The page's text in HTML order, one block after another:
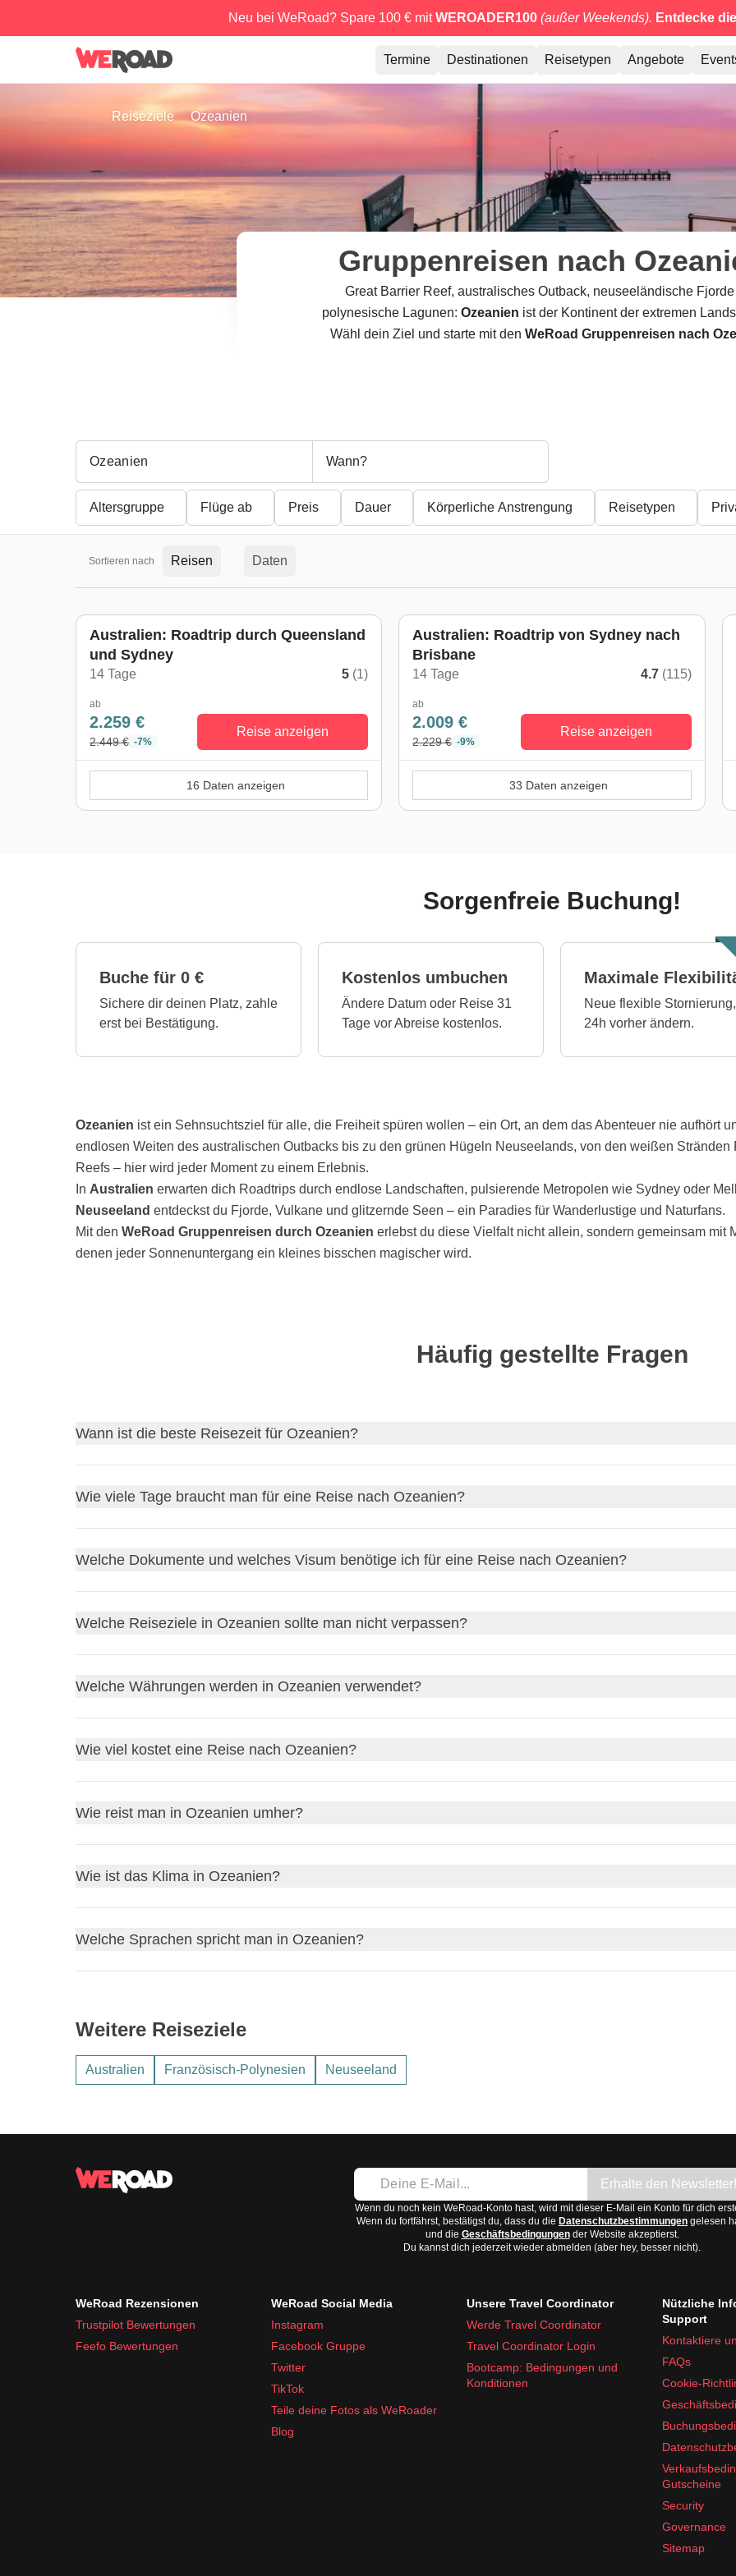
Neu bei WeRoad? Spare 100 € mitWEROADER100 (außer Weekends). Entdecke die
Termine Destinationen Reisetypen Angebote
Reiseziele Ozeanien
Gruppenreisen nach
Great Barrier Reef, australisches Outback, neuseeländische Fjorde
polynesische Lagunen: Ozeanien ist der Kontinent der extremen
Wähl dein Ziel und starte mit den WeRoad Gruppenreisen nach
Wann?
Altersgruppe Flüge ab Preis Dauer Körperliche Anstrengung Reisetypen
Sortieren nach Reisen Daten
Australien: Roadtrip durch Queensland
und Sydney
14 Tage 5 (1)
ab
2.259 €
2.449 € -7%
Reise anzeigen
16 Daten anzeigen
Australien: Roadtrip von Sydney nach
Brisbane
14 Tage 4.7 (115)
ab
2.009 €
2.229 € -9%
Reise anzeigen
33 Daten anzeigen
Sorgenfreie Buchung!
Buche für 0 €
Sichere dir deinen Platz, zahle
erst bei Bestätigung.
Kostenlos umbuchen
Ändere Datum oder Reise 31
Tage vor Abreise kostenlos.
Maximale
Neue flexible
24h vorher ändern.
Ozeanien ist ein Sehnsuchtsziel für alle, die Freiheit spüren wollen – ein Ort, an dem das Abenteuer nie aufhört
endlosen Weiten des australischen Outbacks bis zu den grünen Hügeln Neuseelands, von den weißen
Reefs – hier wird jeder Moment zu einem Erlebnis.
In Australien erwarten dich Roadtrips durch endlose Landschaften, pulsierende Metropolen wie Sydney oder
Neuseeland entdeckst du Fjorde, Vulkane und glitzernde Seen – ein Paradies für Wanderlustige und Naturfans.
Mit den WeRoad Gruppenreisen durch Ozeanien erlebst du diese Vielfalt nicht allein, sondern gemeinsam mit
denen jeder Sonnenuntergang ein kleines bisschen magischer wird.
Häufig gestellte Fragen
Wann ist die beste Reisezeit für Ozeanien?
September bis November März bis Mai
bieten milde Temperaturen in Australien und Neuseeland.
Wie viele Tage braucht man für eine Reise nach Ozeanien?
12-15 Tage
reichen für Neuseeland allein oder die wichtigsten Küsten Australiens; um Australien, Neuseeland
Welche Dokumente und welches Visum benötige ich für eine Reise nach Ozeanien?
Für Australien müssen viele Nationalitäten vor der Abreise online die
Welche Reiseziele in Ozeanien sollte man nicht verpassen?
Zu den beliebtesten Zielen zählen:
die tropischen InselnFidschi, Bora Boraund
Welche Währungen werden in Ozeanien verwendet?
Australien verwendet den australischen Dollar (AUD)
Wie viel kostet eine Reise nach Ozeanien?
Das Budget ist im Allgemeinen mittel bis hoch: Rechnen Sie mit
Wie reist man in Ozeanien umher?
Aufgrund der enormen Entfernungen sind
Wie ist das Klima in Ozeanien?
Das Klima reicht von tropisch im Norden Australiens und auf den Pazifikinseln bis
Welche Sprachen spricht man in Ozeanien?
Weitere Reiseziele
Australien Französisch-Polynesien Neuseeland
Erhalte den Newsletter!
Wenn du noch kein WeRoad-Konto hast, wird mit dieser E-Mail ein Konto für dich
Wenn du fortfährst, bestätigst du, dass du die Datenschutzbestimmungen gelesen
und die Geschäftsbedingungender Website akzeptierst.
Du kannst dich jederzeit wieder abmelden (aber hey, besser nicht).
WeRoad Rezensionen
Trustpilot Bewertungen
Feefo Bewertungen
WeRoad Social Media
Instagram
Facebook Gruppe
Twitter
TikTok
Teile deine Fotos als WeRoader
Blog
Unsere Travel Coordinator
Werde Travel Coordinator
Travel Coordinator Login
Bootcamp: Bedingungen und
Konditionen
Nützliche
Support
Kontaktiere
FAQs
Cookie-
Gutscheine
Security
Governance
Sitemap